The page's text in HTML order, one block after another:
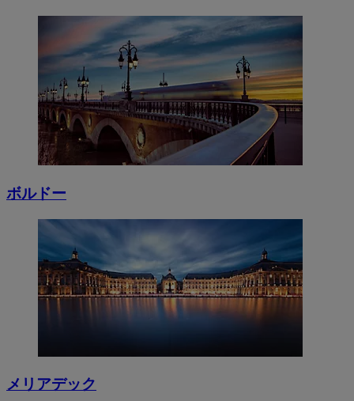
ボルドー
メリアデック